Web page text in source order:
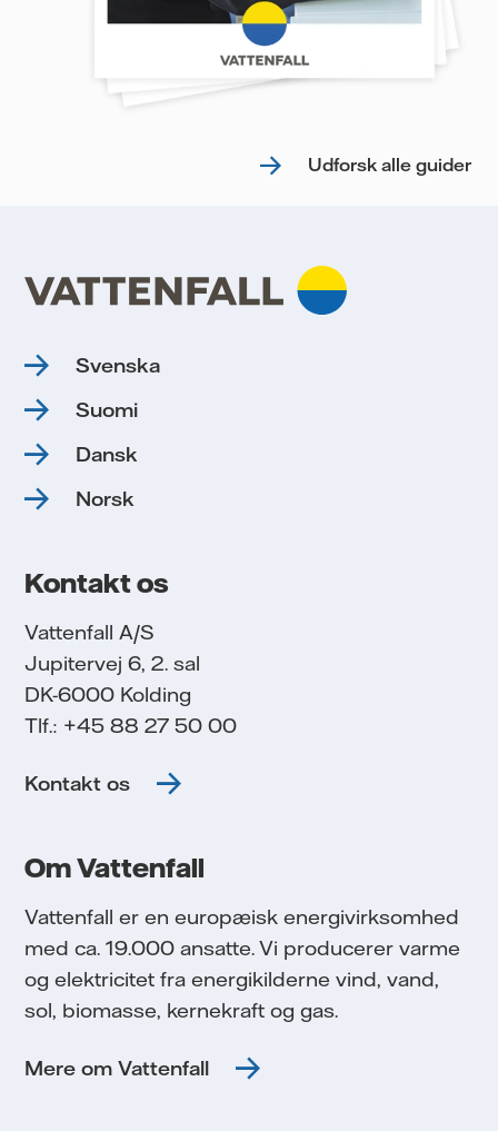
Udforsk alle guider
Svenska
Suomi
Dansk
Norsk
Kontakt os
Vattenfall A/S
Jupitervej 6, 2. sal
DK-6000 Kolding
Tlf.: +45 88 27 50 00
Kontakt os
Om Vattenfall
Vattenfall er en europæisk energivirksomhed
med ca. 19.000 ansatte. Vi producerer varme
og elektricitet fra energikilderne vind, vand,
sol, biomasse, kernekraft og gas.
Mere om Vattenfall